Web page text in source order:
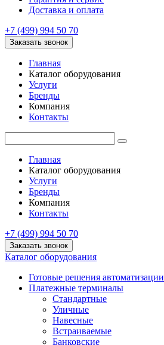
Доставка и оплата
+7 (499) 994 50 70
Заказать звонок
Главная
Каталог оборудования
Услуги
Бренды
Компания
Контакты
Главная
Каталог оборудования
Услуги
Бренды
Компания
Контакты
+7 (499) 994 50 70
Заказать звонок
Каталог оборудования
Готовые решения автоматизации
Платежные терминалы
Стандартные
Уличные
Навесные
Встраиваемые
Банковские